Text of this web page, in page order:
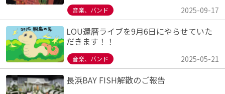
音楽、バンド 2025-09-17
LOU還暦ライブを9月6日にやらせていた
だきます！！
音楽、バンド 2025-05-21
長浜BAY FISH解散のご報告